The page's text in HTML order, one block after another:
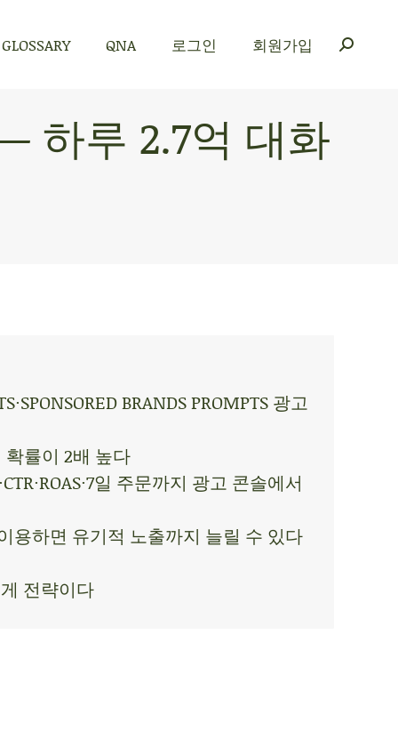
GLOSSARY QNA 로그인 회원가입
하루 2.7억 대화
BRANDS PROMPTS 광고
률이 2배 높다
일 주문까지 광고 콘솔에서
용하면 유기적 노출까지 늘릴 수 있다
전략이다
로그인 회원가입